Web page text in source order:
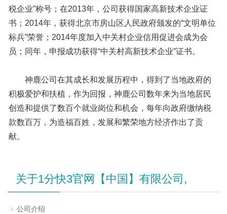
税企业”称号；在2013年，公司获得国家高新技术企业证
书；2014年，获得北京市房山区人民政府颁发的“文明单位
标兵”荣誉；2014年度加入中关村企业信用促进会成为会
员；同年，申报成功获得“中关村高新技术企业”证书。
神鹿公司在其成长和发展历程中，得到了当地政府的
积极爱护和扶植，作为回报，神鹿公司数年来为当地居民
创造和提供了数百个就业岗位和机会，每年向政府缴纳税
款数百万，为造福百姓，发展和繁荣地方经济作出了贡
献。
关于1分快3官网【中国】有限公司,
公司介绍